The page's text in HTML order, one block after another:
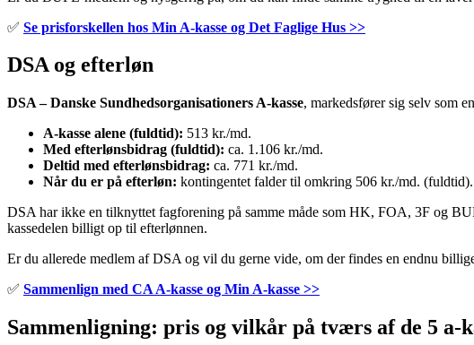
✅ Se prisforskellen hos Min A-kasse og Det Faglige Hus >>
DSA og efterløn
DSA – Danske Sundhedsorganisationers A-kasse, markedsfører sig selv som
A-kasse alene (fuldtid): 513 kr./md.
Med efterlønsbidrag (fuldtid): ca. 1.106 kr./md.
Deltid med efterlønsbidrag: ca. 771 kr./md.
Når du er på efterløn: kontingentet falder til omkring 506 kr./md. (fuldtid).
DSA har ikke en tilknyttet fagforening på samme måde som HK, FOA, 3F og
kassedelen billigt op til efterlønnen.
Er du allerede medlem af DSA og vil du gerne vide, om der findes en endnu
✅ Sammenlign med CA A-kasse og Min A-kasse >>
Sammenligning: pris og vilkår på tværs af de 5 a-